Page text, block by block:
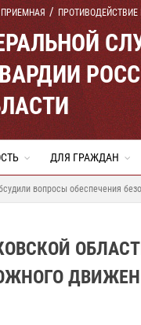
ДЛЯ ГРАЖДАН
вопросы обеспечения